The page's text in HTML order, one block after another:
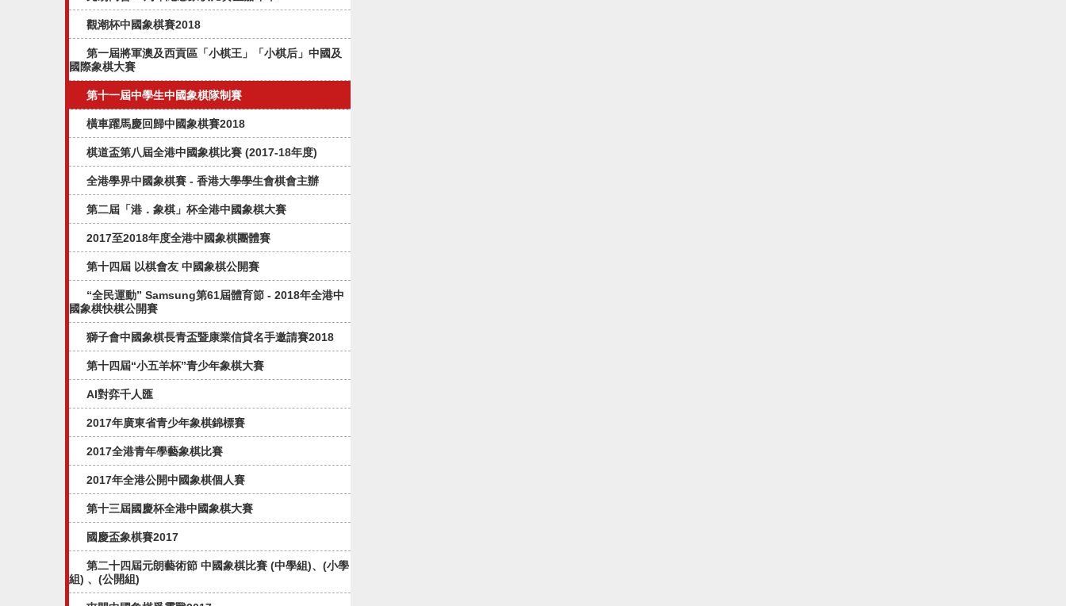
觀潮杯中國象棋賽2018
第一屆將軍澳及西貢區「小棋王」「小棋后」中國及
國際象棋大賽
第十一屆中學生中國象棋隊制賽
橫車躍馬慶回歸中國象棋賽2018
棋道盃第八屆全港中國象棋比賽 (2017-18年度)
全港學界中國象棋賽 - 香港大學學生會棋會主辦
第二屆「港．象棋」杯全港中國象棋大賽
2017至2018年度全港中國象棋團體賽
第十四屆 以棋會友 中國象棋公開賽
“全民運動” Samsung第61屆體育節 - 2018年全港中
國象棋快棋公開賽
獅子會中國象棋長青盃暨康業信貸名手邀請賽2018
第十四屆“小五羊杯”青少年象棋大賽
AI對弈千人匯
2017年廣東省青少年象棋錦標賽
2017全港青年學藝象棋比賽
2017年全港公開中國象棋個人賽
第十三屆國慶杯全港中國象棋大賽
國慶盃象棋賽2017
第二十四屆元朗藝術節 中國象棋比賽 (中學組)、(小學
組) 、(公開組)